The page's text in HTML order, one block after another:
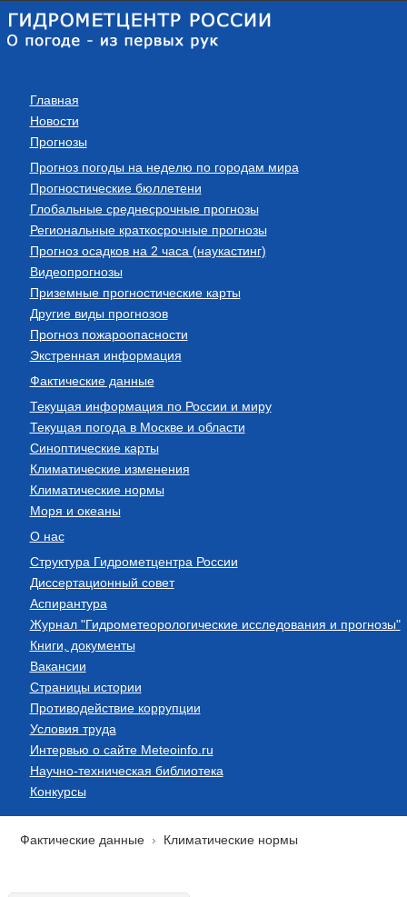
Главная
Новости
Прогнозы
Прогноз погоды на неделю по городам мира
Прогностические бюллетени
Глобальные среднесрочные прогнозы
Региональные краткосрочные прогнозы
Прогноз осадков на 2 часа (наукастинг)
Видеопрогнозы
Приземные прогностические карты
Другие виды прогнозов
Прогноз пожароопасности
Экстренная информация
Фактические данные
Текущая информация по России и миру
Текущая погода в Москве и области
Синоптические карты
Климатические изменения
Климатические нормы
Моря и океаны
О нас
Структура Гидрометцентра России
Диссертационный совет
Аспирантура
Журнал "Гидрометеорологические исследования и прогнозы"
Книги, документы
Вакансии
Страницы истории
Противодействие коррупции
Условия труда
Интервью о сайте Meteoinfo.ru
Научно-техническая библиотека
Конкурсы
Фактические данные Климатические нормы